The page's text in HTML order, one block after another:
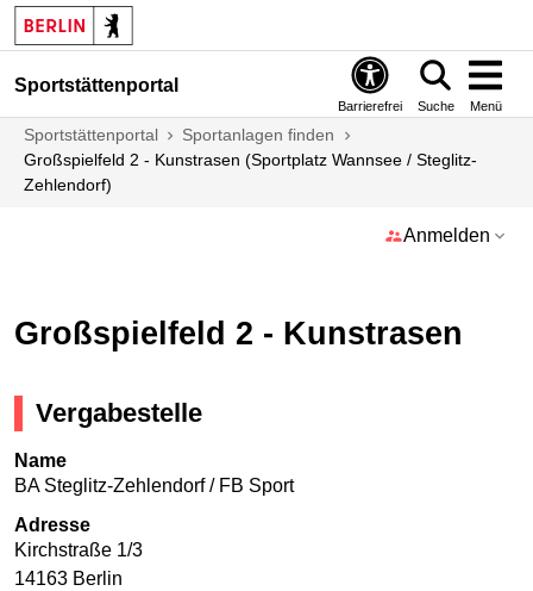
Sportstättenportal
Barrierefrei Suche Menü
Sportstättenportal
Sportanlagen finden
Großspielfeld 2 - Kunstrasen (Sportplatz Wannsee / Steglitz-
Zehlendorf)
Anmelden
Großspielfeld 2 - Kunstrasen
Vergabestelle
Name
BA Steglitz-Zehlendorf / FB Sport
Adresse
Kirchstraße 1/3
14163 Berlin